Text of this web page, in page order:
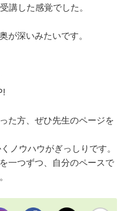
講した感覚でした。
が深いみたいです。
た方、ぜひ先生のページを
ノウハウがぎっしりです。
一つずつ、自分のペースで